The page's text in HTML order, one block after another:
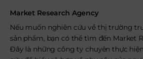
Market Research Agency
Nếu muốn nghiên cứu về thị trường
sản phẩm, bạn có thể tìm đến Market
Đây là những công ty chuyên thực